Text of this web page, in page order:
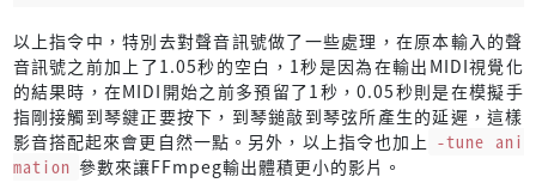
以上指令中，特別去對聲音訊號做了一些處理，在原本輸入的聲
音訊號之前加上了1.05秒的空白，1秒是因為在輸出MIDI視覺化
的結果時，在MIDI開始之前多預留了1秒，0.05秒則是在模擬手
指剛接觸到琴鍵正要按下，到琴鎚敲到琴弦所產生的延遲，這樣
影音搭配起來會更自然一點。另外，以上指令也加上 -tune ani
mation 參數來讓FFmpeg輸出體積更小的影片。